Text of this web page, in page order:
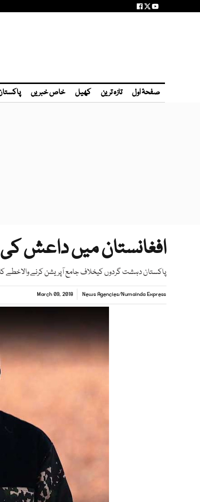
صفحۂ اول تازہ ترین کھیل خاص خبریں
افغانستان میں داعش
پاکستان دہشت گردوں کیخلاف جامع آپریشن کرنے والاخطے
News Agencies/Numainda Express
March 09, 2018